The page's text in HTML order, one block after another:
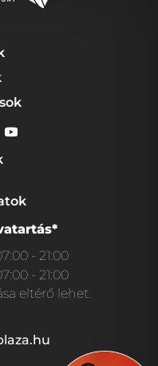
- 21:00
- 21:00
eltérő lehet.